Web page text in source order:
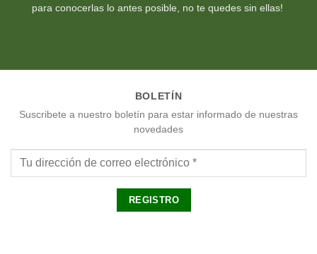
para conocerlas lo antes posible, no te quedes sin ellas!
BOLETÍN
Suscribete a nuestro boletín para estar informado de nuestras
novedades